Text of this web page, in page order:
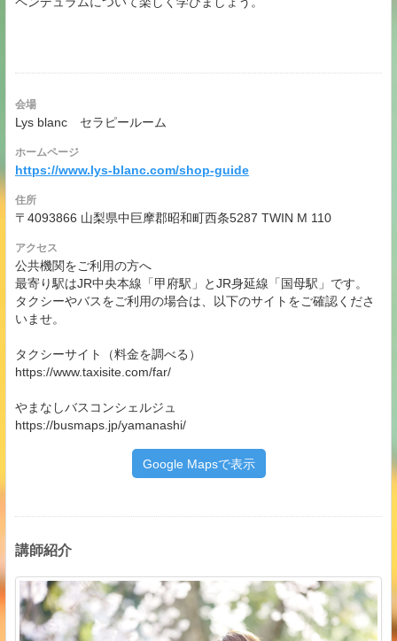
会場
Lys blanc セラピールーム
ホームページ
https://www.lys-blanc.com/shop-guide
住所
〒4093866 山梨県中巨摩郡昭和町西条5287 TWIN M 110
アクセス
公共機関をご利用の方へ
最寄り駅はJR中央本線「甲府駅」とJR身延線「国母駅」です。
タクシーやバスをご利用の場合は、以下のサイトをご確認くださ
いませ。
タクシーサイト（料金を調べる）
https://www.taxisite.com/far/
やまなしバスコンシェルジュ
https://busmaps.jp/yamanashi/
Google Mapsで表示
講師紹介